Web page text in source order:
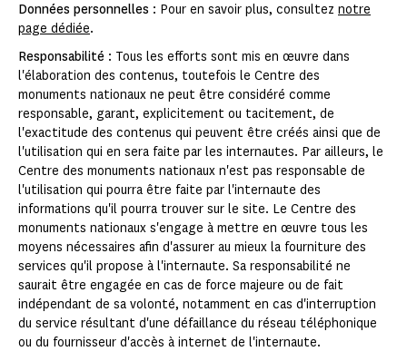
Données personnelles : Pour en savoir plus, consultez notre
page dédiée.
Responsabilité : Tous les efforts sont mis en œuvre dans
l'élaboration des contenus, toutefois le Centre des
monuments nationaux ne peut être considéré comme
responsable, garant, explicitement ou tacitement, de
l'exactitude des contenus qui peuvent être créés ainsi que de
l'utilisation qui en sera faite par les internautes. Par ailleurs, le
Centre des monuments nationaux n'est pas responsable de
l'utilisation qui pourra être faite par l'internaute des
informations qu'il pourra trouver sur le site. Le Centre des
monuments nationaux s'engage à mettre en œuvre tous les
moyens nécessaires afin d'assurer au mieux la fourniture des
services qu'il propose à l'internaute. Sa responsabilité ne
saurait être engagée en cas de force majeure ou de fait
indépendant de sa volonté, notamment en cas d'interruption
du service résultant d'une défaillance du réseau téléphonique
ou du fournisseur d'accès à internet de l'internaute.